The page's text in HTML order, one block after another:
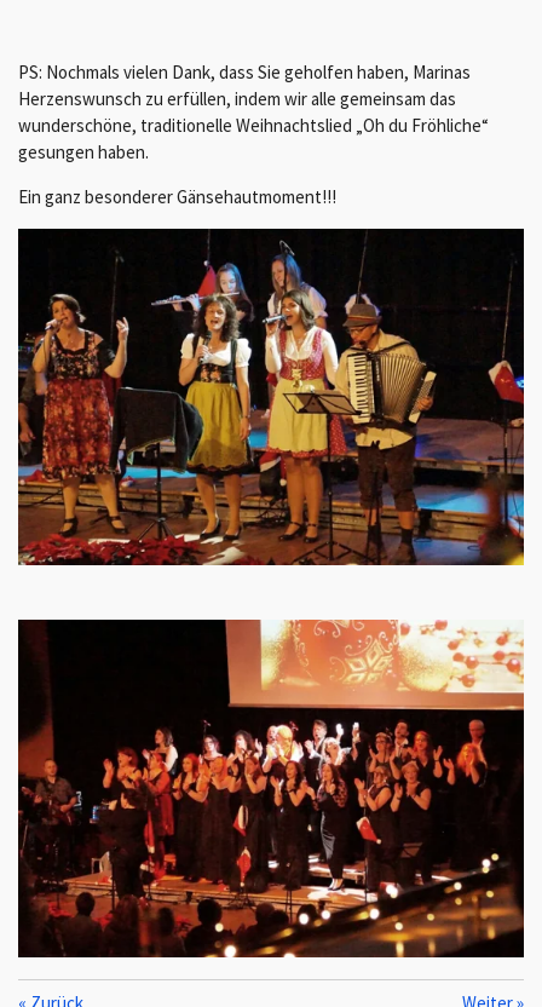
PS: Nochmals vielen Dank, dass Sie geholfen haben, Marinas
Herzenswunsch zu erfüllen, indem wir alle gemeinsam das
wunderschöne, traditionelle Weihnachtslied „Oh du Fröhliche“
gesungen haben.
Ein ganz besonderer Gänsehautmoment!!!